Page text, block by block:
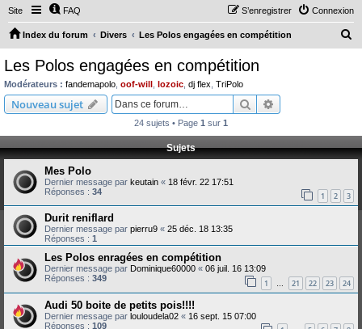
Site FAQ Connexion
S’enregistrer
Index du forum Divers Les Polos engagées en compétition
c
e
r
Les Polos engagées en compétition
Modérateurs : fandemapolo oof-will lozoic dj flex TriPolo
Nouveau sujet Rechercher
24 sujets • Page 1 sur 1
Sujets
Mes Polo
Dernier message par keutain « 18 févr. 22 17:51
Réponses : 34 1 2 3
Durit reniflard
Dernier message par pierru9 « 25 déc. 18 13:35
Réponses : 1
Les Polos enragées en compétition
Dernier message par Dominique60000 « 06 juil. 16 13:09
Réponses : 349 1 … 21 22 23 24
Audi 50 boite de petits pois!!!!
Dernier message par louloudela02 « 16 sept. 15 07:00
Réponses : 109